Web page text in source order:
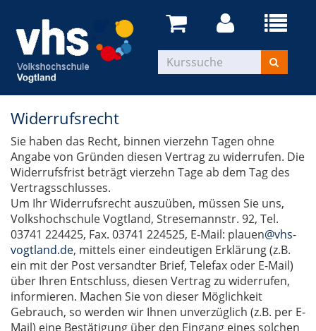
Widerrufsrecht
Sie haben das Recht, binnen vierzehn Tagen ohne
Angabe von Gründen diesen Vertrag zu widerrufen. Die
Widerrufsfrist beträgt vierzehn Tage ab dem Tag des
Vertragsschlusses.
Um Ihr Widerrufsrecht auszuüben, müssen Sie uns,
Volkshochschule Vogtland, Stresemannstr. 92, Tel.
03741 224425, Fax. 03741 224525, E-Mail: plauen@vhs-
vogtland.de, mittels einer eindeutigen Erklärung (z.B.
ein mit der Post versandter Brief, Telefax oder E-Mail)
über Ihren Entschluss, diesen Vertrag zu widerrufen,
informieren. Machen Sie von dieser Möglichkeit
Gebrauch, so werden wir Ihnen unverzüglich (z.B. per E-
Mail) eine Bestätigung über den Eingang eines solchen